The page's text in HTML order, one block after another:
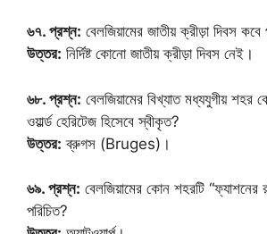
৬৭. প্রশ্ন: বেলজিয়ামের জাতীয় ক্রীড়া দিবস
উত্তর: নির্দিষ্ট কোনো জাতীয় ক্রীড়া দিবস নেই।
৬৮. প্রশ্ন: বেলজিয়ামের বিখ্যাত মধ্যযুগীয় শহর
ওয়ার্ল্ড হেরিটেজ হিসেবে স্বীকৃত?
উত্তর: ব্রুগস (Bruges)।
৬৯. প্রশ্ন: বেলজিয়ামের কোন শহরটি “ফ্যাশনের
পরিচিত?